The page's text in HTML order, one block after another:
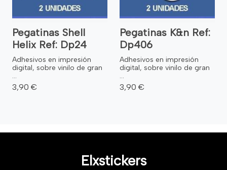
Pegatinas Shell
Helix Ref: Dp24
Adhesivos en impresión
digital, sobre vinilo de gran
...
3,90 €
Pegatinas K&n Ref:
Dp406
Adhesivos en impresión
digital, sobre vinilo de gran
...
3,90 €
Elxstickers